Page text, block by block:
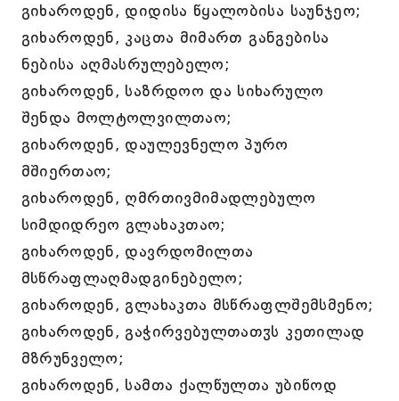
გიხაროდენ, დიდისა წყალობისა საუნჯეო;
გიხაროდენ, კაცთა მიმართ განგებისა
ნებისა აღმასრულებელო;
გიხაროდენ, საზრდოო და სიხარულო
შენდა მოლტოლვილთაო;
გიხაროდენ, დაულევნელო პურო
მშიერთაო;
გიხაროდენ, ღმრთივმიმადლებულო
სიმდიდრეო გლახაკთაო;
გიხაროდენ, დავრდომილთა
მსწრაფლაღმადგინებელო;
გიხაროდენ, გლახაკთა მსწრაფლშემსმენო;
გიხაროდენ, გაჭირვებულთათჳს კეთილად
მზრუნველო;
გიხაროდენ, სამთა ქალწულთა უბიწოდ